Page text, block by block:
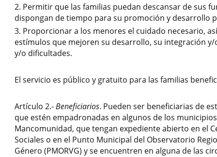
Permitir que las familias puedan descansar de sus
dispongan de tiempo para su promoción y desarrollo
Proporcionar a los menores el cuidado necesario,
estímulos que mejoren su desarrollo, su integración
y/o dificultades.
El servicio es público y gratuito para las familias
Artículo 2.-Beneficiarios. Pueden ser beneficiarias de
que estén empadronadas en algunos de los
Mancomunidad, que tengan expediente abierto en el
Sociales o en el Punto Municipal del Observatorio
Género (PMORVG) y se encuentren en alguna de las